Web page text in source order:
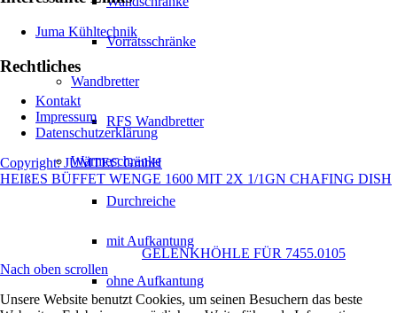
Vorratsschränke
Wandbretter
RFS Wandbretter
Wärmeschränke
Durchreiche
mit Aufkantung
ohne Aufkantung
Juma Kühltechnik
Rechtliches
Kontakt
Impressum
Datenschutzerklärung
Copyright: JUMTEC GmbH
HEIßES BÜFFET WENGE 1600 MIT 2X 1/1GN CHAFING DISH
GELENKHÖHLE FÜR 7455.0105
Nach oben scrollen
Unsere Website benutzt Cookies, um seinen Besuchern das beste